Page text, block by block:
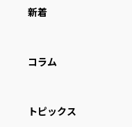
新着
コラム
トピックス